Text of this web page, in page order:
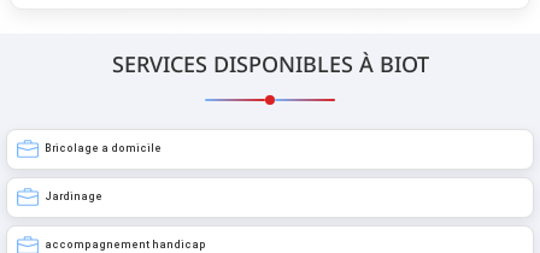
SERVICES DISPONIBLES À BIOT
Bricolage a domicile
Jardinage
accompagnement handicap